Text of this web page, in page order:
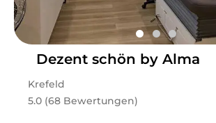
Dezent schön by Alma
Krefeld
5.0 (68 Bewertungen)